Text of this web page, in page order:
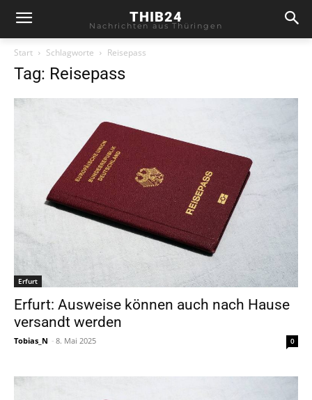
THIB24
Nachrichten aus Thüringen
Start Schlagworte Reisepass
Tag: Reisepass
Erfurt
Erfurt: Ausweise können auch nach Hause
versandt werden
Tobias_N - 8. Mai 2025 0